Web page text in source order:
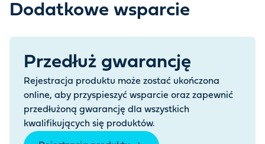
Dodatkowe wsparcie
Przedłuż gwarancję
Rejestracja produktu może zostać ukończona
online, aby przyspieszyć wsparcie oraz zapewnić
przedłużoną gwarancję dla wszystkich
kwalifikujących się produktów.